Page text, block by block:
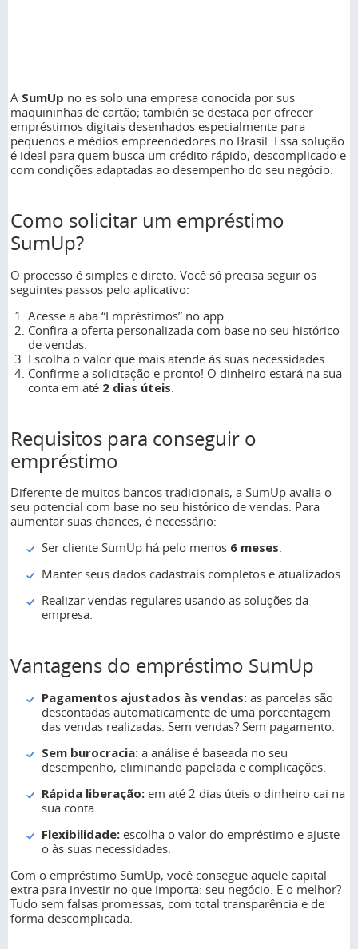
A SumUp no es solo una empresa conocida por sus
maquininhas de cartão; también se destaca por ofrecer
empréstimos digitais desenhados especialmente para
pequenos e médios empreendedores no Brasil. Essa solução
é ideal para quem busca um crédito rápido, descomplicado e
com condições adaptadas ao desempenho do seu negócio.
Como solicitar um empréstimo
SumUp?
O processo é simples e direto. Você só precisa seguir os
seguintes passos pelo aplicativo:
Acesse a aba “Empréstimos” no app.
Confira a oferta personalizada com base no seu histórico
de vendas.
Escolha o valor que mais atende às suas necessidades.
Confirme a solicitação e pronto! O dinheiro estará na sua
conta em até 2 dias úteis
Requisitos para conseguir o
empréstimo
Diferente de muitos bancos tradicionais, a SumUp avalia o
seu potencial com base no seu histórico de vendas. Para
aumentar suas chances, é necessário:
Ser cliente SumUp há pelo menos 6 meses.
Manter seus dados cadastrais completos e atualizados.
Realizar vendas regulares usando as soluções da
empresa.
Vantagens do empréstimo SumUp
Pagamentos ajustados às vendas: as parcelas são
descontadas automaticamente de uma porcentagem
das vendas realizadas. Sem vendas? Sem pagamento.
Sem burocracia: a análise é baseada no seu
desempenho, eliminando papelada e complicações.
Rápida liberação: em até 2 dias úteis o dinheiro cai na
sua conta.
Flexibilidade: escolha o valor do empréstimo e ajuste-
o às suas necessidades.
Com o empréstimo SumUp, você consegue aquele capital
extra para investir no que importa: seu negócio. E o melhor?
Tudo sem falsas promessas, com total transparência e de
forma descomplicada.